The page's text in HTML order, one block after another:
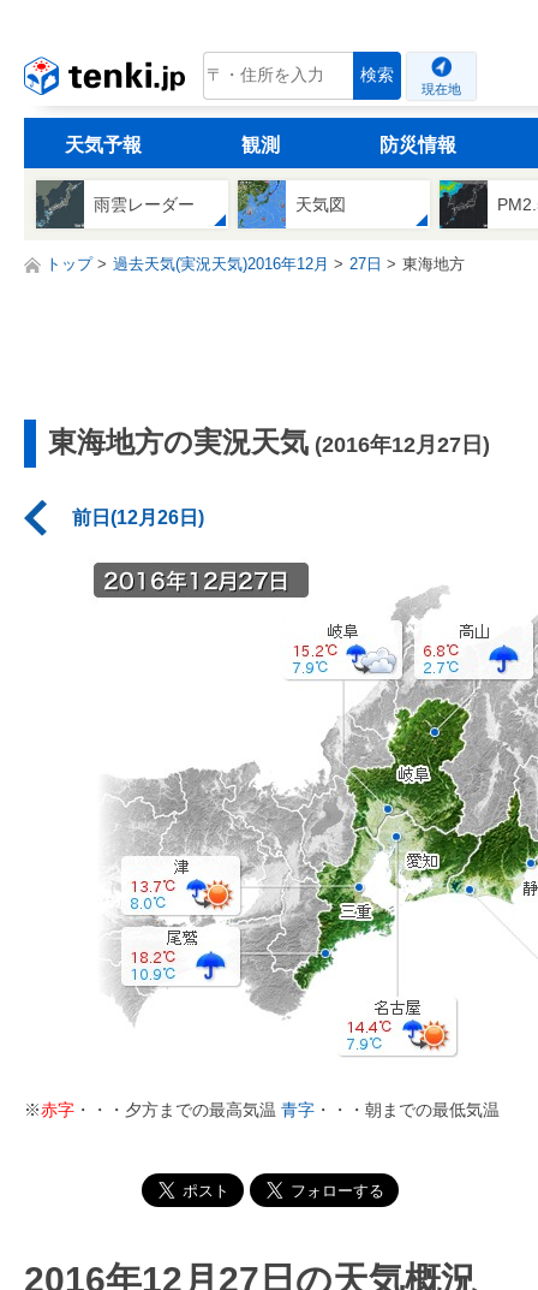
tenki.jp 検索
現在地
天気予報 観測 防災情報
雨雲レーダー 天気図
トップ 過去天気(実況天気)2016年12月 27日 東海地方
東海地方の実況天気 (2016年12月27日)
前日(12月26日)
※赤字 ・・・夕方までの最高気温 青字 ・・・朝までの最低気温
2016年12月27日の天気概況